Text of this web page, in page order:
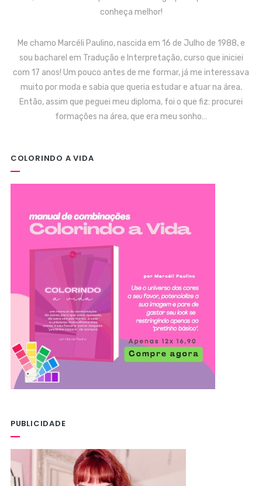
conheça melhor!
Me chamo Marcéli Paulino, nascida em 16 de Julho de 1988, e
sou bacharel em Tradução e Interpretação, curso que iniciei
com 17 anos! Um pouco antes de me formar, já me interessava
muito por moda e sabia que queria estudar e atuar na área.
Então, assim que peguei meu diploma, foi o que fiz: procurei
formações na área, que era meu sonho…
COLORINDO A VIDA
PUBLICIDADE